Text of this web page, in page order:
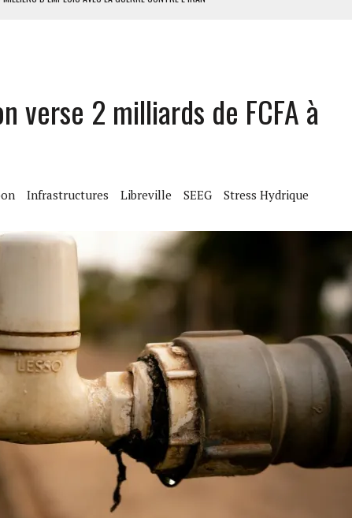
VILLAGES S’OUVRE TIMIDEMENT
CONTRE LA RUSSIE
verse 2 milliards de FCFA à
Infrastructures Libreville SEEG
Stress Hydrique